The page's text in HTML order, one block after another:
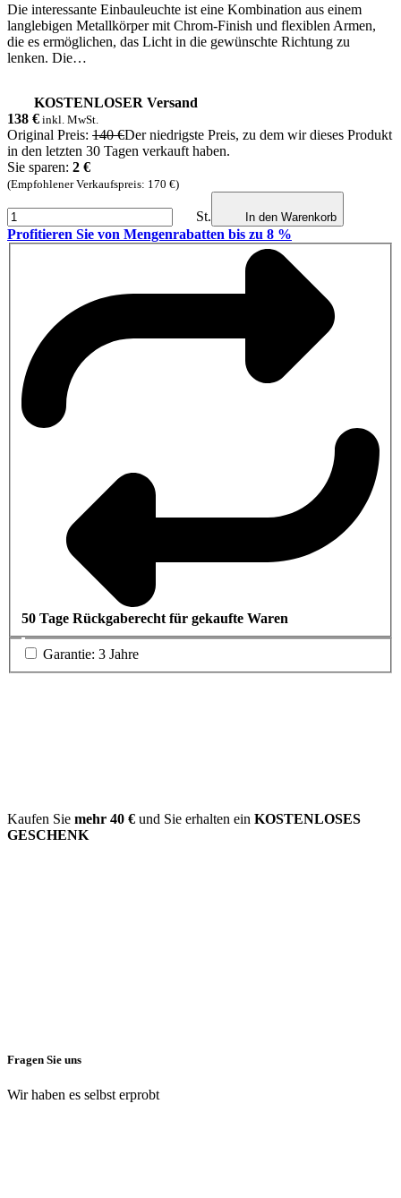
Die interessante Einbauleuchte ist eine Kombination aus einem
langlebigen Metallkörper mit Chrom-Finish und flexiblen Armen,
die es ermöglichen, das Licht in die gewünschte Richtung zu
lenken. Die…
KOSTENLOSER Versand
138 € inkl. MwSt.
Original Preis: 140 €Der niedrigste Preis, zu dem wir dieses Produkt
in den letzten 30 Tagen verkauft haben.
Sie sparen: 2 €
(Empfohlener Verkaufspreis: 170 €)
St. In den Warenkorb
Profitieren Sie von Mengenrabatten bis zu 8 %
50 Tage Rückgaberecht für gekaufte Waren
Garantie: 3 Jahre
Kaufen Sie mehr 40 € und Sie erhalten ein KOSTENLOSES
GESCHENK
Fragen Sie uns
Wir haben es selbst erprobt